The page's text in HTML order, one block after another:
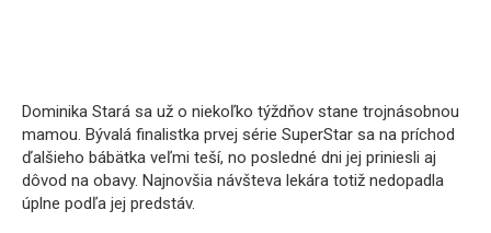
Dominika Stará sa už o niekoľko týždňov stane trojnásobnou
mamou. Bývalá finalistka prvej série SuperStar sa na príchod
ďalšieho bábätka veľmi teší, no posledné dni jej priniesli aj
dôvod na obavy. Najnovšia návšteva lekára totiž nedopadla
úplne podľa jej predstáv.